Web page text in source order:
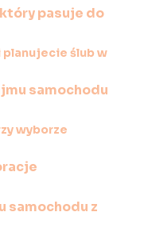
pasuje do
ślub w
samochodu
wyborze
samochodu z